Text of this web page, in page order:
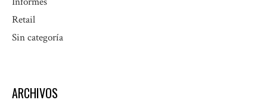
Retail
Sin categoría
ARCHIVOS